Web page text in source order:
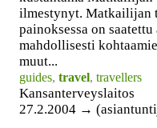
ilmestynyt. Matkailijan
painoksessa on
mahdollisesti
muut...
guides, travel, travellers
Kansanterveyslaitos
27.2.2004 →